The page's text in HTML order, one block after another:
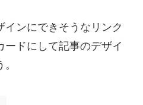
インにできそうなリンク
ードにして記事のデザイ